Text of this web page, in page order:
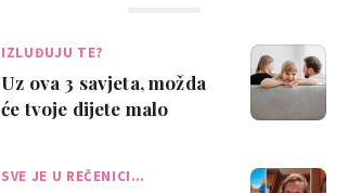
IZLUĐUJU TE?
Uz ova 3 savjeta, možda
će tvoje dijete malo
SVE JE U REČENICI…